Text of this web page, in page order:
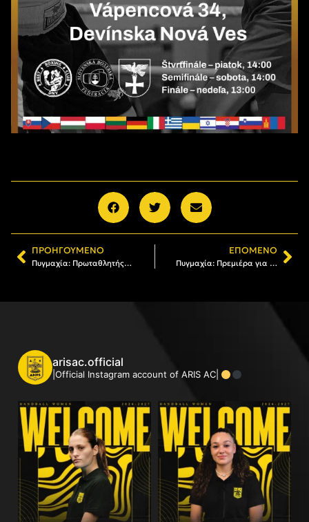
ΠΡΟΗΓΟΎΜΕΝΟ
Πυγμαχία: Πρωταθλητής Ελλάδας ο ΑΡΗΣ στο Πανελλήνιο Πρωτάθλημα Παμπαίδων
ΕΠΌΜΕΝΟ
Πυγμαχία: Πρεμιέρα για τέσσερις αθλητές του ΑΡΗ στο «OLYMPIC HOPES»
arisac.official
|Official Instagram account of ARIS AC|